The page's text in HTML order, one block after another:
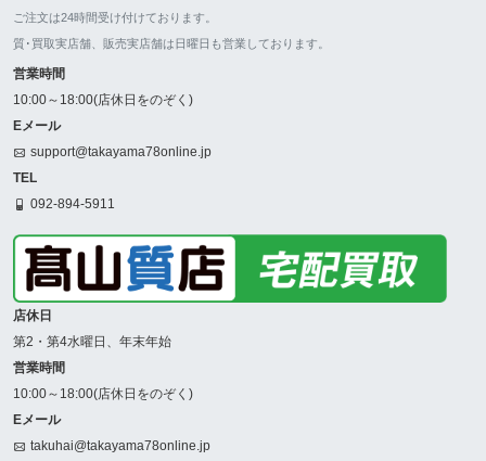
ご注文は24時間受け付けております。
質･買取実店舗、販売実店舗は日曜日も営業しております。
営業時間
10:00～18:00(店休日をのぞく)
Eメール
support@takayama78online.jp
TEL
092-894-5911
店休日
第2・第4水曜日、年末年始
営業時間
10:00～18:00(店休日をのぞく)
Eメール
takuhai@takayama78online.jp